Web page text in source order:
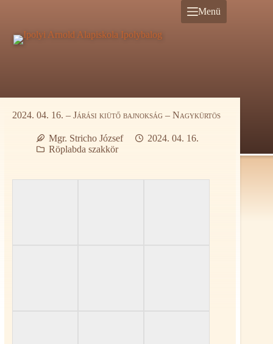
Menü
2024. 04. 16. – Járási kiütő bajnokság – Nagykürtös
Mgr. Stricho József
2024. 04. 16.
Röplabda szakkör